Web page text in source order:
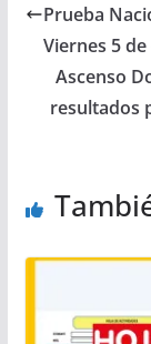
Prueba
Viernes 5
Ascenso
resultados